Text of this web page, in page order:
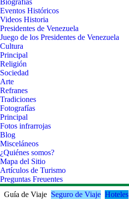
Biografías
Eventos Históricos
Videos Historia
Presidentes de Venezuela
Juego de los Presidentes de Venezuela
Cultura
Principal
Religión
Sociedad
Arte
Refranes
Tradiciones
Fotografías
Principal
Fotos infrarrojas
Blog
Misceláneos
¿Quiénes somos?
Mapa del Sitio
Artículos de Turismo
Preguntas Freuentes
Guía de Viaje Seguro de Viaje Hoteles